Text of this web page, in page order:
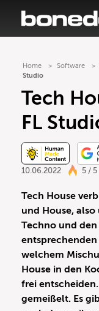
Home Software
Studio
Tech
FL
10.06.2022
5 / 5
Tech House
und House,
Techno und
welchem
House in den
frei
gemeißelt. Es